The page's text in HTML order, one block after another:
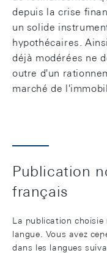
depuis la crise
un solide
hypothécaires.
déjà modérées ne
outre d'un
marché de
Publication
français
La publication
langue. Vous avez
dans les langues